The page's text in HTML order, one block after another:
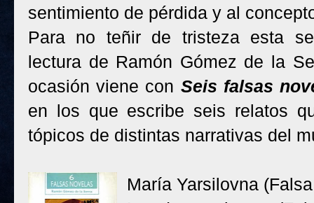
sentimiento de pérdida y al
Para no teñir de tristeza esta
lectura de Ramón Gómez de la
ocasión viene con Seis falsas
en los que escribe seis relatos
tópicos de distintas narrativas del
María Yarsilovna